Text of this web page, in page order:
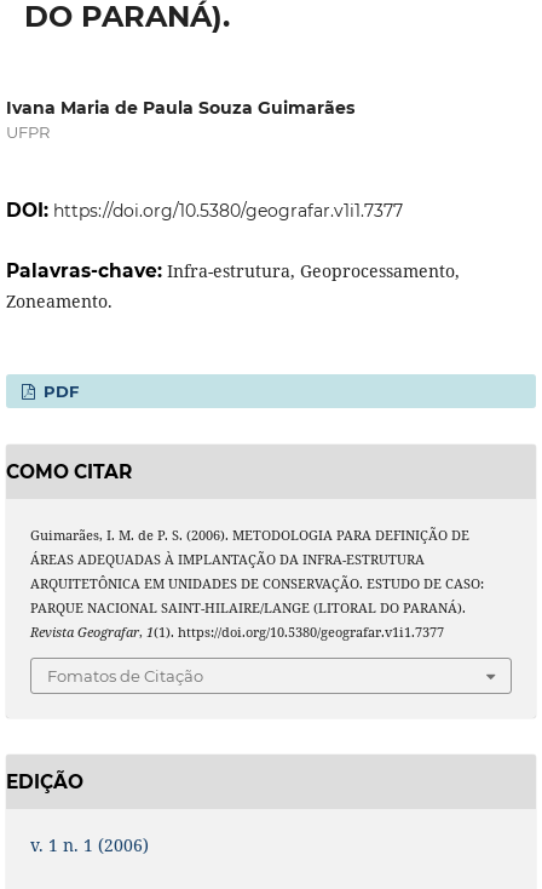
DO PARANÁ).
Ivana Maria de Paula Souza Guimarães
UFPR
DOI: https://doi.org/10.5380/geografar.v1i1.7377
Palavras-chave: Infra-estrutura, Geoprocessamento,
Zoneamento.
PDF
COMO CITAR
Guimarães, I. M. de P. S. (2006). METODOLOGIA PARA DEFINIÇÃO DE
ÁREAS ADEQUADAS À IMPLANTAÇÃO DA INFRA-ESTRUTURA
ARQUITETÔNICA EM UNIDADES DE CONSERVAÇÃO. ESTUDO DE CASO:
PARQUE NACIONAL SAINT-HILAIRE/LANGE (LITORAL DO PARANÁ).
Revista Geografar, 1(1). https://doi.org/10.5380/geografar.v1i1.7377
Fomatos de Citação
EDIÇÃO
v. 1 n. 1 (2006)